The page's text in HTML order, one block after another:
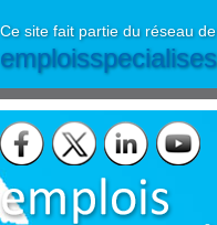
Ce site fait partie du réseau
emploisspecialises